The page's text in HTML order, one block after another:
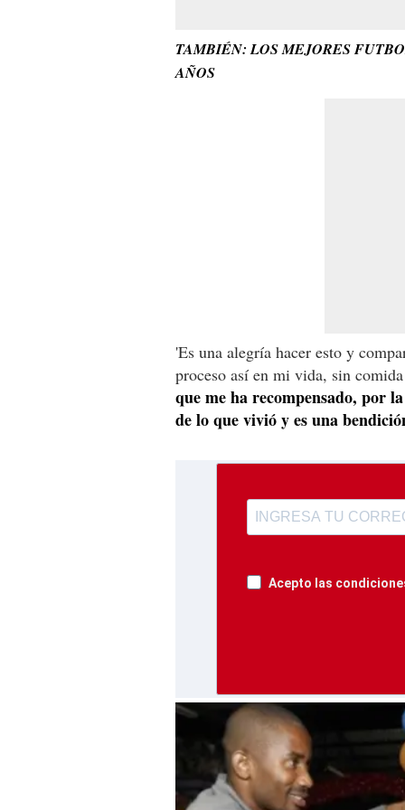
TAMBIÉN: LOS MEJORES
AÑOS
'Es una alegría hacer esto y
proceso así en mi vida, sin
que me ha recompensado, por
de lo que vivió y es una
Acepto las